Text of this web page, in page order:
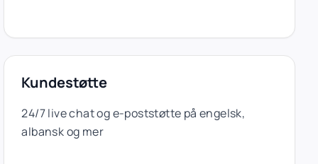
Kundestøtte
24/7 live chat og e-poststøtte på engelsk,
albansk og mer